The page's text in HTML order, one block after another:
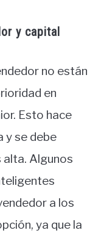
y capital
no están
en
Esto hace
y se debe
alta. Algunos
a los
ya que la